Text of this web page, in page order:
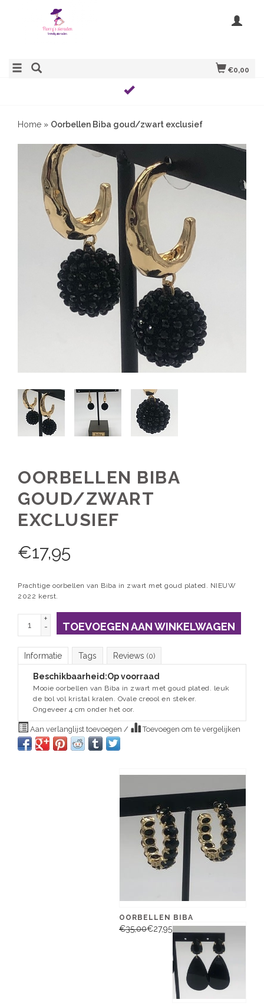
€0,00
Home » Oorbellen Biba goud/zwart exclusief
OORBELLEN BIBA
GOUD/ZWART
EXCLUSIEF
€17,95
Prachtige oorbellen van Biba in zwart met goud plated. NIEUW
2022 kerst.
+
-
TOEVOEGEN AAN WINKELWAGEN
Informatie Tags Reviews (0)
Beschikbaarheid:Op voorraad
Mooie oorbellen van Biba in zwart met goud plated. leuk
de bol vol kristal kralen. Ovale creool en steker.
Ongeveer 4 cm onder het oor.
Aan verlanglijst toevoegen / Toevoegen om te vergelijken
OORBELLEN BIBA
€35,00€27,95